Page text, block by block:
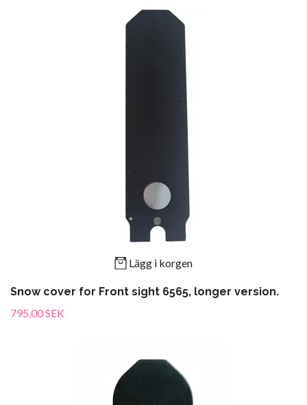
Lägg i korgen
Snow cover for Front sight 6565, longer version.
795.00 SEK